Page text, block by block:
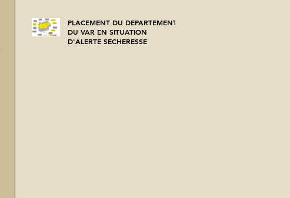
PLACEMENT DU DEPARTEMENT
DU VAR EN SITUATION
D'ALERTE SECHERESSE